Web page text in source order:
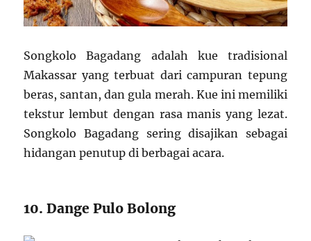
Songkolo Bagadang adalah kue tradisional
Makassar yang terbuat dari campuran tepung
beras, santan, dan gula merah. Kue ini memiliki
tekstur lembut dengan rasa manis yang lezat.
Songkolo Bagadang sering disajikan sebagai
hidangan penutup di berbagai acara.
10. Dange Pulo Bolong